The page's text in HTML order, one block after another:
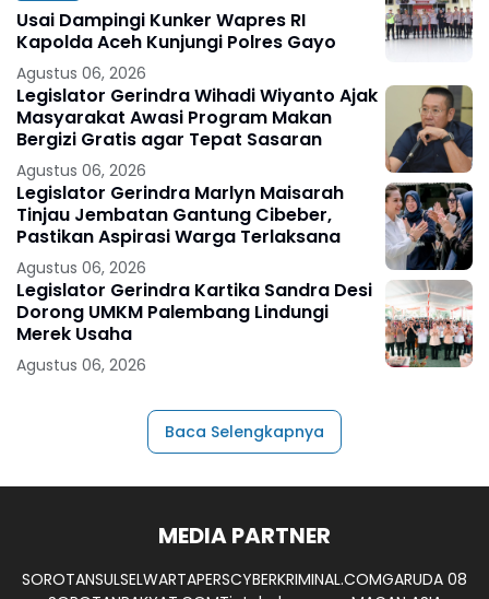
Usai Dampingi Kunker Wapres RI
Kapolda Aceh Kunjungi Polres Gayo
Agustus 06, 2026
Legislator Gerindra Wihadi Wiyanto Ajak
Masyarakat Awasi Program Makan
Bergizi Gratis agar Tepat Sasaran
Agustus 06, 2026
Legislator Gerindra Marlyn Maisarah
Tinjau Jembatan Gantung Cibeber,
Pastikan Aspirasi Warga Terlaksana
Agustus 06, 2026
Legislator Gerindra Kartika Sandra Desi
Dorong UMKM Palembang Lindungi
Merek Usaha
Agustus 06, 2026
Baca Selengkapnya
MEDIA PARTNER
SOROTANSULSELWARTAPERSCYBERKRIMINAL.COMGARUDA 08